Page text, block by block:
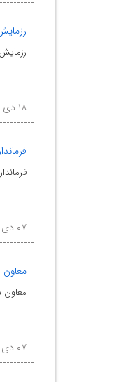
۱۸ دی ۱۴۰۴ - ۱۱:۴۷
۰۷ دی ۱۴۰۴ - ۱۲:۱۸
معاون فرماندار
معاون
۰۷ دی ۱۴۰۴ - ۱۲:۱۷